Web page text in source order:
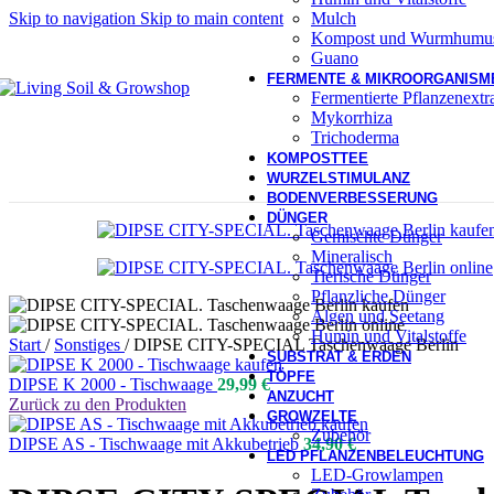
Skip to navigation Skip to main content
Mulch
Kompost und
Guano
FERMENTE &
Fermentierte
Mykorrhiza
Trichoderma
KOMPOSTTEE
WURZELSTIMULANZ
BODENVERBESSERUNG
DÜNGER
Gemischte Dünger
Mineralisch
Tierische Dünger
Pflanzliche Dünger
Algen und Seetang
Humin und Vitalstoffe
SUBSTRAT & ERDEN
TÖPFE
ANZUCHT
GROWZELTE
Zubehör
LED PFLANZENBELEUCHTUNG
LED-Growlampen
Start / Sonstiges / DIPSE CITY-SPECIAL Taschenwaage Berlin
DIPSE K 2000 - Tischwaage 29,99 €
Zurück zu den Produkten
DIPSE AS - Tischwaage mit Akkubetrieb34,90€